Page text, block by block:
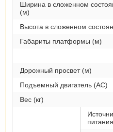
Ширина в сложенном
(м)
Высота в сложенном
Габариты платформы (м)
Дорожный просвет (м)
Подъемный двигатель (AC)
Вес (кг)
питания